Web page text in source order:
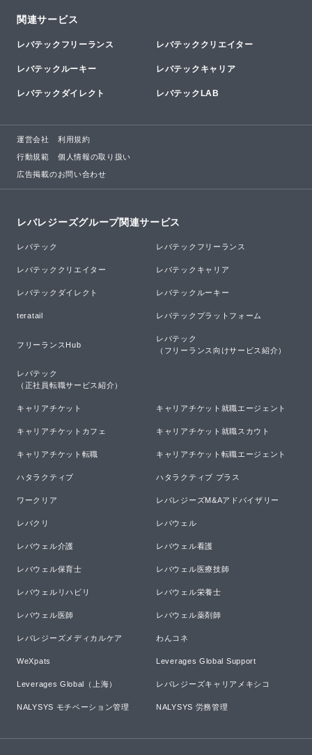
関連サービス
レバテックフリーランス レバテッククリエイター
レバテックルーキー レバテックキャリア
レバテックダイレクト レバテックLAB
運営会社 利用規約
行動規範 個人情報の取り扱い
広告掲載のお問い合わせ
レバレジーズグループ関連サービス
レバテック レバテックフリーランス
レバテッククリエイター レバテックキャリア
レバテックダイレクト レバテックルーキー
teratail レバテックプラットフォーム
フリーランスHub
レバテック
（フリーランス向けサービス紹介）
レバテック
（正社員転職サービス紹介）
キャリアチケット キャリアチケット就職エージェント
キャリアチケットカフェ キャリアチケット就職スカウト
キャリアチケット転職 キャリアチケット転職エージェント
ハタラクティブ ハタラクティブ プラス
ワークリア レバレジーズM&Aアドバイザリー
レバクリ レバウェル
レバウェル介護 レバウェル看護
レバウェル保育士 レバウェル医療技師
レバウェルリハビリ レバウェル栄養士
レバウェル医師 レバウェル薬剤師
レバレジーズメディカルケア わんコネ
WeXpats Leverages Global Support
Leverages Global（上海） レバレジーズキャリアメキシコ
NALYSYS モチベーション管理 NALYSYS 労務管理